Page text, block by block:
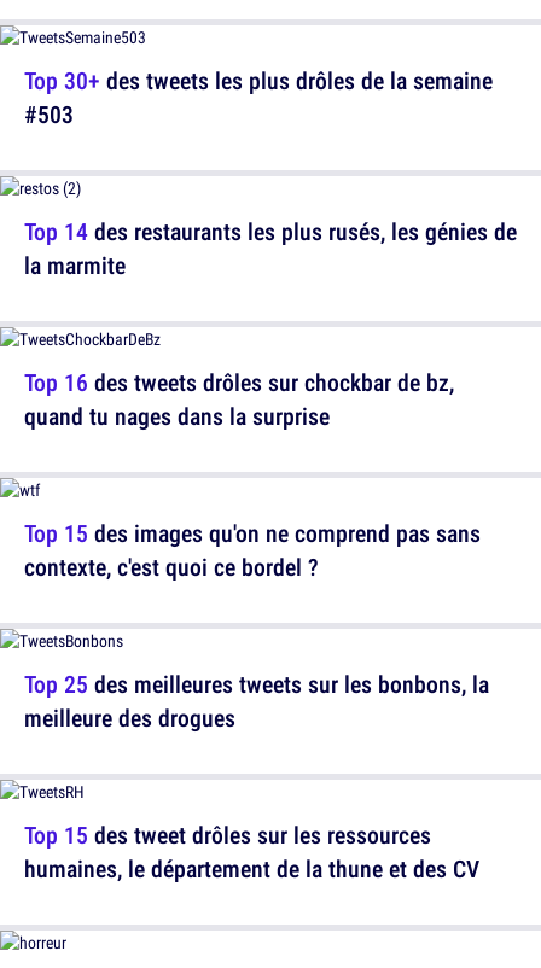
Top 30+ des tweets les plus drôles de la semaine
#503
Top 16 des tweets drôles sur chockbar de bz,
quand tu nages dans la surprise
Top 25 des meilleures tweets sur les bonbons, la
meilleure des drogues
Top 14des restaurants les plus rusés, les génies de
la marmite
Top 15 des images qu'on ne comprend pas sans
contexte, c'est quoi ce bordel ?
Top 15 des tweet drôles sur les ressources
humaines, le département de la thune et des CV